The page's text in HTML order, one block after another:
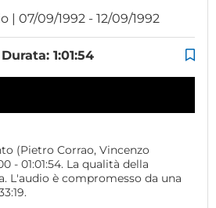
07/09/1992 - 12/09/1992
1:01:54
(Pietro Corrao, Vincenzo
- 01:01:54. La qualità della
L'audio è compromesso da una